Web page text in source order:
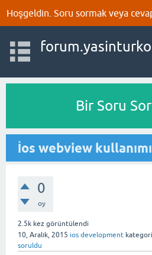
Hoşgeldin. Soru sormak veya
Bir Soru Sor
İos webview
0
oy
2.5k kez görüntülendi
10, Aralık, 2015 ios development
soruldu